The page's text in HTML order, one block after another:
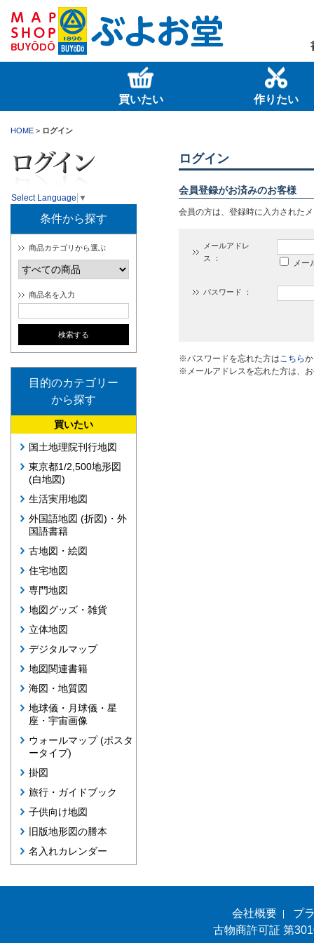
買いたい 作りたい
HOME > ログイン
Select Language ▼
条件から探す
商品カテゴリから選ぶ
商品名を入力
目的のカテゴリー
から探す
買いたい
国土地理院刊行地図
東京都1/2,500地形図
(白地図)
生活実用地図
外国語地図 (折図)・外
国語書籍
古地図・絵図
住宅地図
専門地図
地図グッズ・雑貨
立体地図
デジタルマップ
地図関連書籍
海図・地質図
地球儀・月球儀・星
座・宇宙画像
ウォールマップ (ポスタ
ータイプ)
掛図
旅行・ガイドブック
子供向け地図
旧版地形図の謄本
名入れカレンダー
ログイン
会員登録がお済みのお客様
会員の方は、登録時に入力された
メールアドレ
ス ：
メー
パスワード ：
※パスワードを忘れた方はこちら
※メールアドレスを忘れた方は、
会社概要
プ
古物商許可証 第